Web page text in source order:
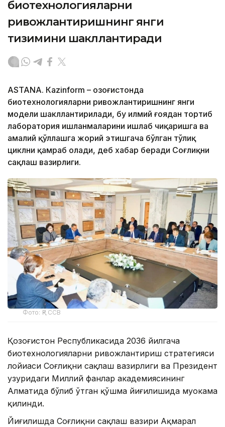
биотехнологияларни
ривожлантиришнинг янги
тизимини шакллантиради
ASTANА. Кazinform – Қозоғистонда
биотехнологияларни ривожлантиришнинг янги
модели шакллантирилади, бу илмий ғоядан тортиб
лаборатория ишланмаларини ишлаб чиқаришга ва
амалий қўллашга жорий этишгача бўлган тўлиқ
циклни қамраб олади, деб хабар беради Соғлиқни
сақлаш вазирлиги.
Фото: ҚР ССВ
Қозоғистон Республикасида 2036 йилгача
биотехнологияларни ривожлантириш стратегияси
лойиҳаси Соғлиқни сақлаш вазирлиги ва Президент
ҳузуридаги Миллий фанлар академиясининг
Алматида бўлиб ўтган қўшма йиғилишида муҳокама
қилинди.
Йиғилишда Соғлиқни сақлаш вазири Ақмарал